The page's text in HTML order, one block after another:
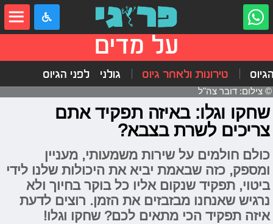
על מדים
טירונות ולאחר גיוס גולני לפני הגיוס
© צילום: דובר צה"ל
שחקו וגלו: באיזה תפקיד אתם
צריכים לשרת בצבא?
כולם חולמים על שירות משמעותי, מעניין
ומספק, כזה שבאמת יביא את היכולות שלנו לידי
ביטוי, תפקיד שנקום אליו כל בוקר בחיוך ולא
נרגיש שאנחנו מבזבזים את הזמן. רוצים לדעת
איזה תפקיד הכי מתאים לכם? שחקו וגלו!